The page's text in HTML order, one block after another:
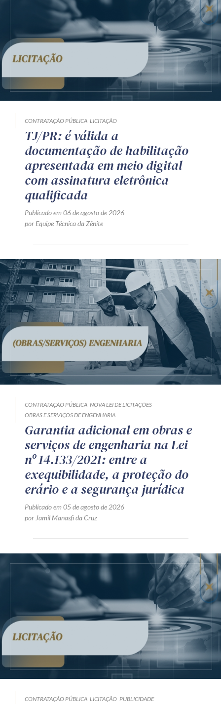
CONTRATAÇÃO PÚBLICA LICITAÇÃO
TJ/PR: é válida a
documentação de habilitação
apresentada em meio digital
com assinatura eletrônica
qualificada
Publicado em 06 de agosto de 2026
por Equipe Técnica da Zênite
CONTRATAÇÃO PÚBLICA NOVA LEI DE LICITAÇÕES
OBRAS E SERVIÇOS DE ENGENHARIA
Garantia adicional em obras e
serviços de engenharia na Lei
nº 14.133/2021: entre a
exequibilidade, a proteção do
erário e a segurança jurídica
Publicado em 05 de agosto de 2026
por Jamil Manasfi da Cruz
CONTRATAÇÃO PÚBLICA LICITAÇÃO PUBLICIDADE